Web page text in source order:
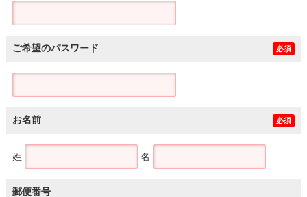
ご希望のパスワード 必須
お名前 必須
姓 名
郵便番号